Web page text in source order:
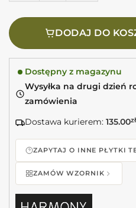
DODAJ DO
Dostępny z magazynu
Wysyłka na drugi dzień
zamówienia
Dostawa kurierem: 135.00zł
ZAPYTAJ O INNE PŁYTKI
ZAMÓW WZORNIK